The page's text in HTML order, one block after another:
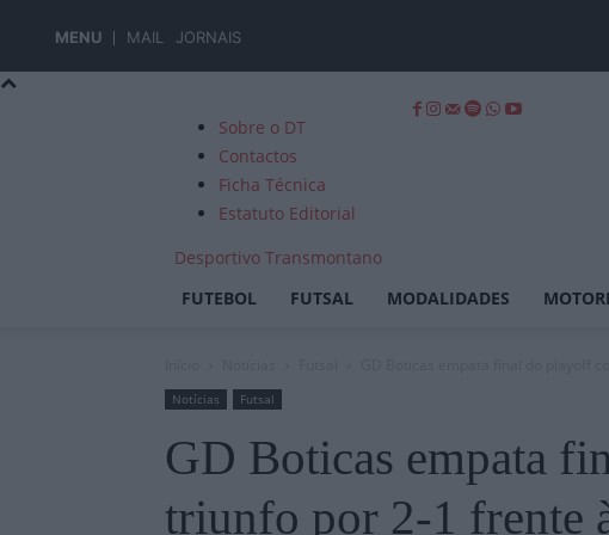
MENU MAIL JORNAIS
Sobre o DT
Contactos
Ficha Técnica
Estatuto Editorial
Desportivo Transmontano
FUTEBOL
FUTSAL MODALIDADES
Notícias Futsal
GD Boticas empata
triunfo por 2-1 frente